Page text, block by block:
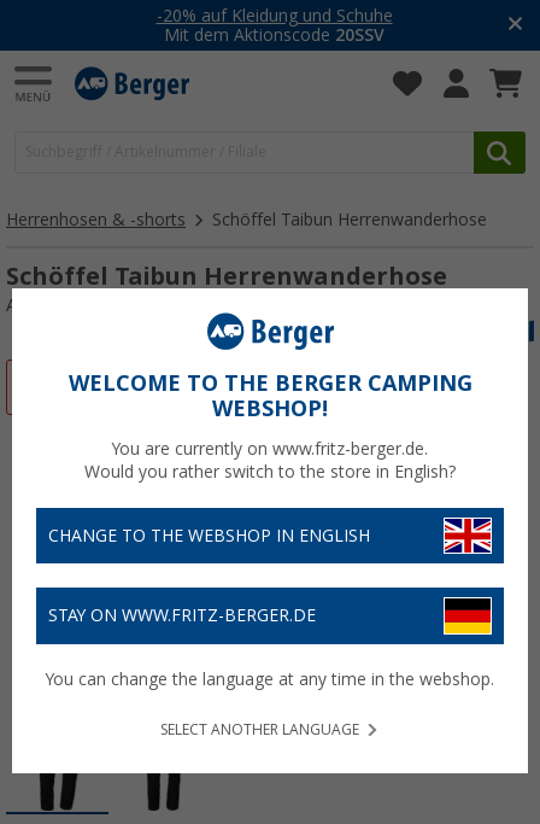
-20% auf Kleidung und Schuhe
Mit dem Aktionscode 20SSV
Herrenhosen & -shorts Schöffel Taibun Herrenwanderhose
Schöffel Taibun Herrenwanderhose
Art.-Nr.: 84144554
WELCOME TO THE BERGER CAMPING
WEBSHOP!
You are currently on www.fritz-berger.de.
Would you rather switch to the store in English?
CHANGE TO THE WEBSHOP IN ENGLISH
STAY ON WWW.FRITZ-BERGER.DE
You can change the language at any time in the webshop.
SELECT ANOTHER LANGUAGE